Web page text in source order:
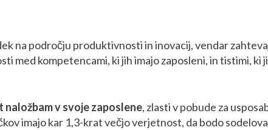
na področju produktivnosti in inovacij, vendar
med kompetencami, ki jih imajo zaposleni, in tistimi,
v svoje zaposlene, zlasti v pobude za
imajo kar 1,3-krat večjo verjetnost, da bodo